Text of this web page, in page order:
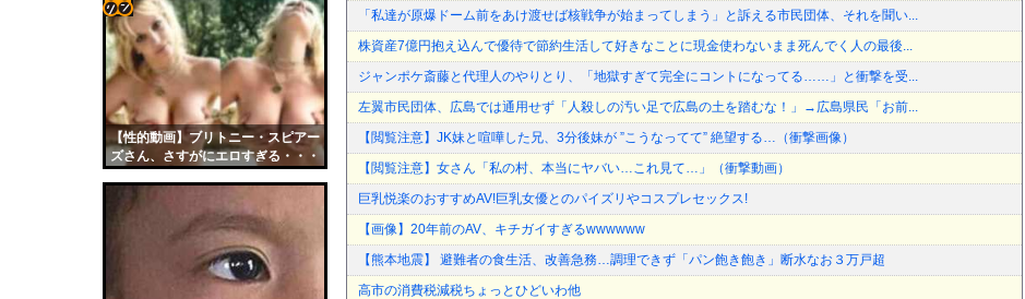
【性的動画】ブリトニー・スピアー
ズさん、さすがにエロすぎる・・・
コテ
リン
- 固
定リ
ンク
自動
「私達が原爆ドーム前をあけ渡せば核戦争が始まってしまう」と訴える市民団体、それを聞い...
株資産7億円抱え込んで優待で節約生活して好きなことに現金使わないまま死んでく人の最後...
ジャンポケ斎藤と代理人のやりとり、「地獄すぎて完全にコントになってる……」と衝撃を受...
左翼市民団体、広島では通用せず「人殺しの汚い足で広島の土を踏むな！」→広島県民「お前...
【閲覧注意】JK妹と喧嘩した兄、3分後妹が ”こうなってて” 絶望する…（衝撃画像）
【閲覧注意】女さん「私の村、本当にヤバい…これ見て…」（衝撃動画）
巨乳悦楽のおすすめAV!巨乳女優とのパイズリやコスプレセックス!
【画像】20年前のAV、キチガイすぎるwwwwww
【熊本地震】 避難者の食生活、改善急務…調理できず「パン飽き飽き」断水なお３万戸超
高市の消費税減税ちょっとひどいわ他